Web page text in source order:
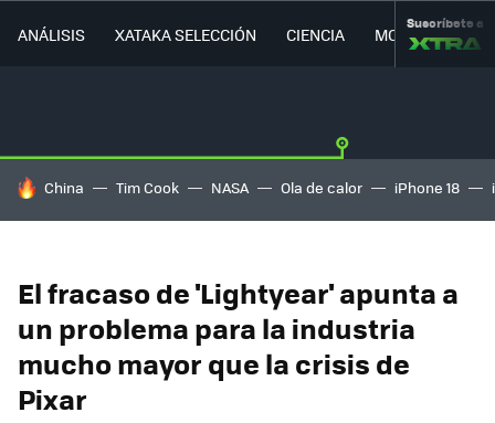
ANÁLISIS XATAKA SELECCIÓN CIENCIA MOVILIDAD
Suscríbete a
HOY SE HABLA DE
China Tim Cook NASA Ola de calor iPhone 18
El fracaso de 'Lightyear' apunta a
un problema para la industria
mucho mayor que la crisis de
Pixar